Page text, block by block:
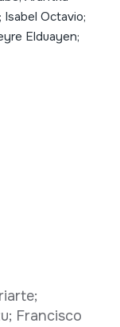
Isabel Octavio;
Elduayen;
Francisco